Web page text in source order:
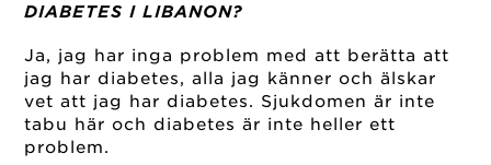
DIABETES I LIBANON?
Ja, jag har inga problem med att berätta att
jag har diabetes, alla jag känner och älskar
vet att jag har diabetes. Sjukdomen är inte
tabu här och diabetes är inte heller ett
problem.